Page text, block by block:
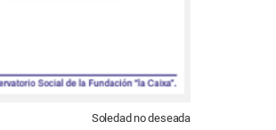
Soledad no deseada